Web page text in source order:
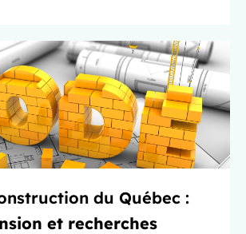
du Québec :
et recherches